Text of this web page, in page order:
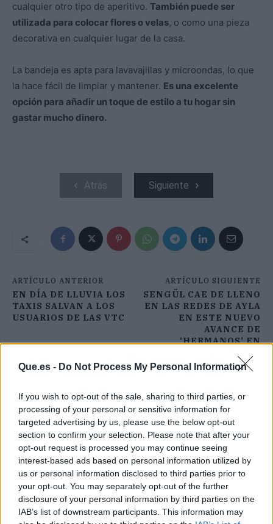
Que.es - Do Not Process My Personal Information
If you wish to opt-out of the sale, sharing to third parties, or
processing of your personal or sensitive information for
targeted advertising by us, please use the below opt-out
section to confirm your selection. Please note that after your
opt-out request is processed you may continue seeing
interest-based ads based on personal information utilized by
us or personal information disclosed to third parties prior to
your opt-out. You may separately opt-out of the further
disclosure of your personal information by third parties on the
IAB’s list of downstream participants. This information may
cualquier otro tipo de aperitivo. También puede ser
utilizada para colocar flores o velas, o como una pieza
decorativa en cualquier lugar de la casa.
La bandeja es apta para lavavajillas y microondas, lo que
la hace fácil de limpiar y mantener. Es una excelente
opción para añadir un toque de estilo a tu hogar sin
gastar mucho dinero.
Atrás Siguiente
ARTÍCULO ANTERIOR
EN DÍA DE LLUVIA LOS
TAXIS SALVAN A LOS
USUARIOS DE LAS VTC
ARTÍCULO SIGUIENTE
SENGÜL CAE DE LLENO
EN LAS REDES DE AYLA
EN ESTE NUEVO
AVANCE DE
‘HERMANOS’ EN